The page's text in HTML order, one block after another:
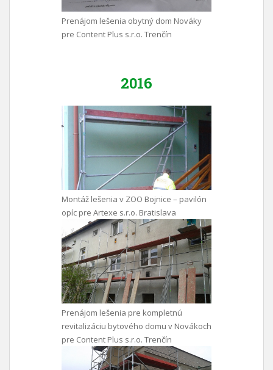
Prenájom lešenia obytný dom Nováky
pre Content Plus s.r.o. Trenčín
2016
Montáž lešenia v ZOO Bojnice – pavilón
opíc pre Artexe s.r.o. Bratislava
Prenájom lešenia pre kompletnú
revitalizáciu bytového domu v Novákoch
pre Content Plus s.r.o. Trenčín